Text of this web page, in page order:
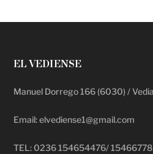
EL VEDIENSE
Manuel Dorrego 166 (6030) /
Email: elvediense1@gmail.com
TEL: 0236 154654476/ 15466778